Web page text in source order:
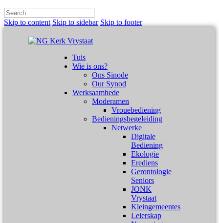
Skip to content Skip to sidebar Skip to footer
Tuis
Wie is ons?
Ons Sinode
Our Synod
Werksaamhede
Moderamen
Vrouebediening
Bedieningsbegeleiding
Netwerke
Digitale
Bediening
Ekologie
Erediens
Gerontologie
Seniors
JONK
Vrystaat
Kleingemeentes
Leierskap